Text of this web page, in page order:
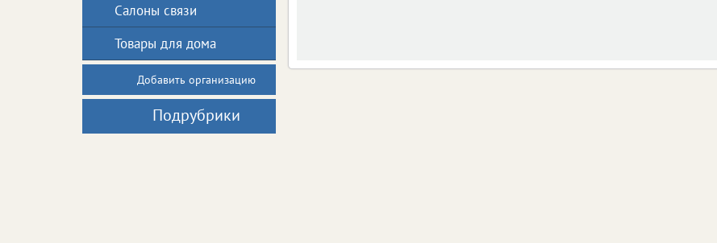
Салоны связи
Товары для дома
Добавить организацию
Подрубрики